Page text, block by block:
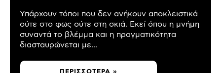
Υπάρχουν τόποι που δεν ανήκουν αποκλειστικά
ούτε στο φως ούτε στη σκιά. Εκεί όπου η μνήμη
συναντά το βλέμμα και η πραγματικότητα
διασταυρώνεται με...